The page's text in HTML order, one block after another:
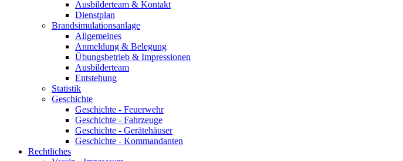
Ausbilderteam & Kontakt
Dienstplan
Brandsimulationsanlage
Allgemeines
Anmeldung & Belegung
Übungsbetrieb & Impressionen
Ausbilderteam
Entstehung
Statistik
Geschichte
Geschichte - Feuerwehr
Geschichte - Fahrzeuge
Geschichte - Gerätehäuser
Geschichte - Kommandanten
Rechtliches